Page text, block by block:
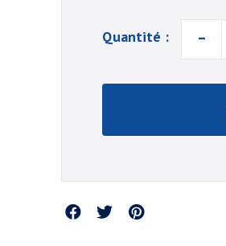
Quantité : -
Partager